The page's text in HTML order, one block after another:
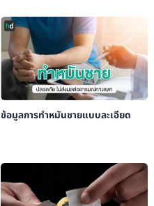
ข้อมูลการทำหมันชายแบบละเอียด